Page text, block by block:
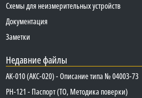
Схемы для неизмерительных устройств
Документация
Заметки
Недавние файлы
АК-010 (АКС-020) - Описание типа № 04003-73
PH-121 - Паспорт (ТО, Методика поверки)